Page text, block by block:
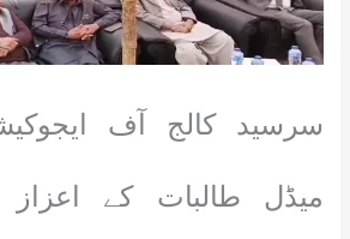
سرسید کالج آف
میڈل طالبات کے اعزاز